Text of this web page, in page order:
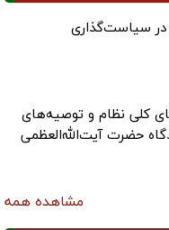
سیاست‌گذاری
کلی نظام و توصیه‌های
حضرت آیت‌الله‌العظمی
مشاهده همه